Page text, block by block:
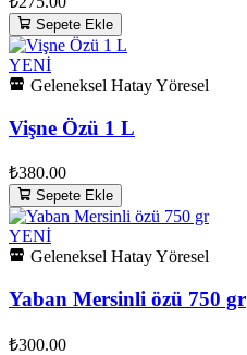
Sepete Ekle
YENİ
Geleneksel Hatay Yöresel
Vişne Özü 1 L
₺380.00
Sepete Ekle
YENİ
Geleneksel Hatay Yöresel
Yaban Mersinli özü 750 gr
₺300.00